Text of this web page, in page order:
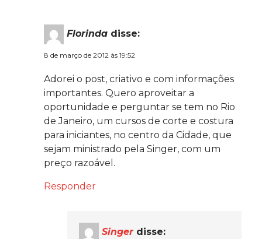
Florinda disse:
8 de março de 2012 às 19:52
Adorei o post, criativo e com informações
importantes. Quero aproveitar a
oportunidade e perguntar se tem no Rio
de Janeiro, um cursos de corte e costura
para iniciantes, no centro da Cidade, que
sejam ministrado pela Singer, com um
preço razoável.
Responder
Singer disse: